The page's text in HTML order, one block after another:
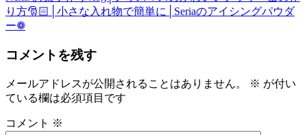
ナ
ゲ
ー
シ
ョ
り方🎅🏻│小さな入れ物で簡単に│Seriaのアイシングパウダ
ー❁
コメントを残す
メールアドレスが公開されることはありません。 ※ が付い
ている欄は必須項目です
コメント ※